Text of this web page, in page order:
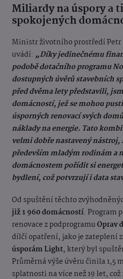
Miliardy na úspory a
spokojených
Ministr životního prostředí
uvádí: „Díky jedinečnému
podobě dotačního programu
dostupných úvěrů stavebních
před dvěma lety představili,
domácností, jež se mohou
úsporných renovací svých
náklady na energie. Tato
velmi dobře nastavený
především mladým rodinám a
domácnostem pořídit si
bydlení, což potvrzují i data
Od spuštění těchto
již 1 960 domácností. Program
renovace z podprogramuOprav
dílčí opatření, jako je zateplení
úsporám Light, který byl
Průměrná výše úvěru činila 1,5
splatnosti na více než 19 let,